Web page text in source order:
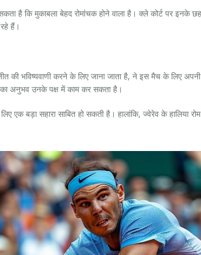
है कि मुकाबला बेहद रोमांचक होने वाला है। क्ले कोर्ट पर इनके
हैं।
भविष्यवाणी करने के लिए जाना जाता है, ने इस मैच के लिए
अनुभव उनके पक्ष में काम कर सकता है।
बड़ा सहारा साबित हो सकती है। हालांकि, ज्वेरेव के हालिया